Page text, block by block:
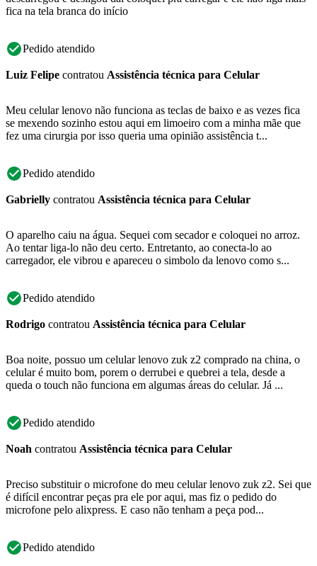
fica na tela branca do início
Pedido atendido
Luiz Felipe contratou Assistência técnica para Celular
Meu celular lenovo não funciona as teclas de baixo e as vezes fica
se mexendo sozinho estou aqui em limoeiro com a minha mãe que
fez uma cirurgia por isso queria uma opinião assistência t...
Pedido atendido
Gabrielly contratou Assistência técnica para Celular
O aparelho caiu na água. Sequei com secador e coloquei no arroz.
Ao tentar liga-lo não deu certo. Entretanto, ao conecta-lo ao
carregador, ele vibrou e apareceu o simbolo da lenovo como s...
Pedido atendido
Rodrigo contratou Assistência técnica para Celular
Boa noite, possuo um celular lenovo zuk z2 comprado na china, o
celular é muito bom, porem o derrubei e quebrei a tela, desde a
queda o touch não funciona em algumas áreas do celular. Já ...
Pedido atendido
Noah contratou Assistência técnica para Celular
Preciso substituir o microfone do meu celular lenovo zuk z2. Sei que
é difícil encontrar peças pra ele por aqui, mas fiz o pedido do
microfone pelo alixpress. E caso não tenham a peça pod...
Pedido atendido